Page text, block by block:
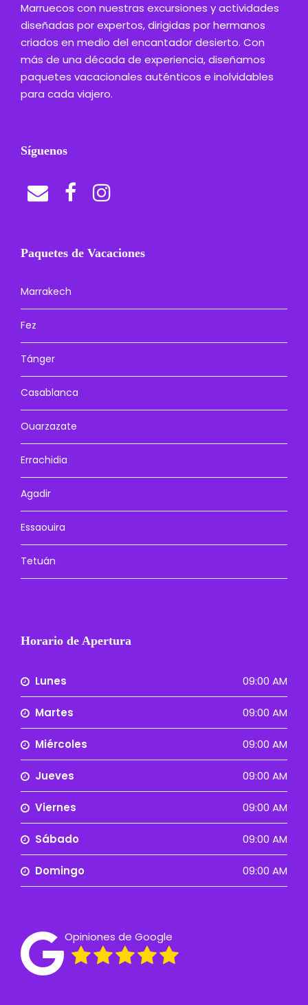
Marruecos con nuestras excursiones y actividades
diseñadas por expertos, dirigidas por hermanos
criados en medio del encantador desierto. Con
más de una década de experiencia, diseñamos
paquetes vacacionales auténticos e inolvidables
para cada viajero.
Síguenos
Paquetes de Vacaciones
Marrakech
Fez
Tánger
Casablanca
Ouarzazate
Errachidia
Agadir
Essaouira
Tetuán
Horario de Apertura
Lunes 09:00 AM
Martes 09:00 AM
Miércoles 09:00 AM
Jueves 09:00 AM
Viernes 09:00 AM
Sábado 09:00 AM
Domingo 09:00 AM
Opiniones de Google